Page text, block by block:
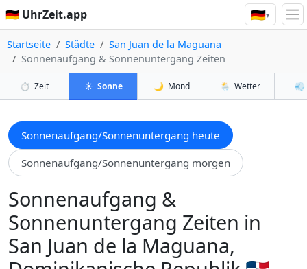
🇩🇪 UhrZeit.app 🇩🇪▾
Startseite Städte
San Juan de la Maguana
Sonnenaufgang & Sonnenuntergang Zeiten
⏱️ Zeit ☀️ Sonne 🌙 Mond 🌦️ Wetter 💨
Sonnenaufgang/Sonnenuntergang heute
Sonnenaufgang/Sonnenuntergang morgen
Sonnenaufgang &
Sonnenuntergang Zeiten in
San Juan de la Maguana,